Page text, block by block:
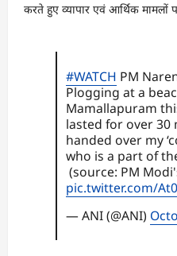
करते हुए व्यापार एवं आर्थिक मामलों
#WATCH PM
Plogging at a
Mamallapuram
lasted for over 30
handed over my
who is a part of
(source: PM
pic.twitter.com/
— ANI (@ANI)